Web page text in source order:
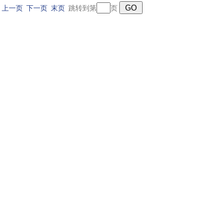
上一页 下一页 末页跳转到第 页